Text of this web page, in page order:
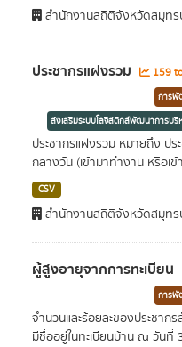
สำนักงานสถิติจังหวัดสมุทร
ประชากรแฝงรวม 159
การพั
ส่งเสริมระบบโลจิสติกส์พัฒนาการบ
ประชากรแฝงรวม หมายถึง ปร
กลางวัน (เข้ามาทำงาน หรือเ
CSV
สำนักงานสถิติจังหวัดสมุทร
ผู้สูงอายุจากการทะเบียน
การพั
จำนวนและร้อยละของประชา
มีชื่ออยู่ในทะเบียนบ้าน ณ วันที่